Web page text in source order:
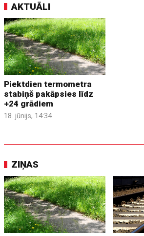
AKTUĀLI
Piektdien termometra
stabiņš pakāpsies līdz
+24 grādiem
18. jūnijs, 14:34
ZIŅAS